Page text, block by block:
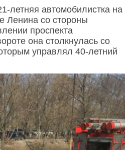
летняя автомобилистка на
Ленина со стороны
проспекта
она столкнулась со
управлял 40-летний